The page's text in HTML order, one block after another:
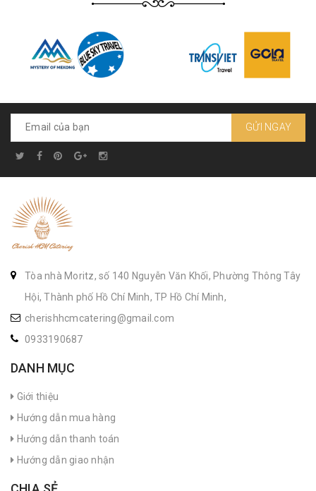
GỬI NGAY
Tòa nhà Moritz, số 140 Nguyễn Văn Khối, Phường Thông Tây
Hội, Thành phố Hồ Chí Minh, TP Hồ Chí Minh,
cherishhcmcatering@gmail.com
0933190687
DANH MỤC
Giới thiệu
Hướng dẫn mua hàng
Hướng dẫn thanh toán
Hướng dẫn giao nhận